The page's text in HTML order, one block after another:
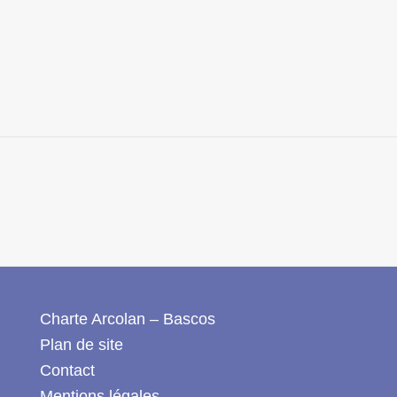
Charte Arcolan – Bascos
Plan de site
Contact